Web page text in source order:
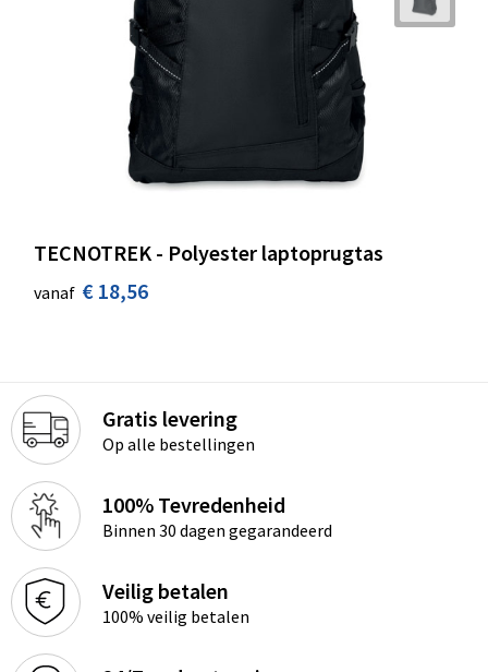
TECNOTREK - Polyester laptoprugtas
vanaf € 18,56
Gratis levering
Op alle bestellingen
100% Tevredenheid
Binnen 30 dagen gegarandeerd
Veilig betalen
100% veilig betalen